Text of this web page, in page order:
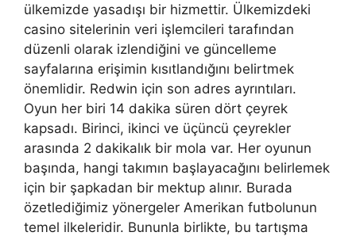
ülkemizde yasadışı bir hizmettir. Ülkemizdeki
casino sitelerinin veri işlemcileri tarafından
düzenli olarak izlendiğini ve güncelleme
sayfalarına erişimin kısıtlandığını belirtmek
önemlidir. Redwin için son adres ayrıntıları.
Oyun her biri 14 dakika süren dört çeyrek
kapsadı. Birinci, ikinci ve üçüncü çeyrekler
arasında 2 dakikalık bir mola var. Her oyunun
başında, hangi takımın başlayacağını belirlemek
için bir şapkadan bir mektup alınır. Burada
özetlediğimiz yönergeler Amerikan futbolunun
temel ilkeleridir. Bununla birlikte, bu tartışma